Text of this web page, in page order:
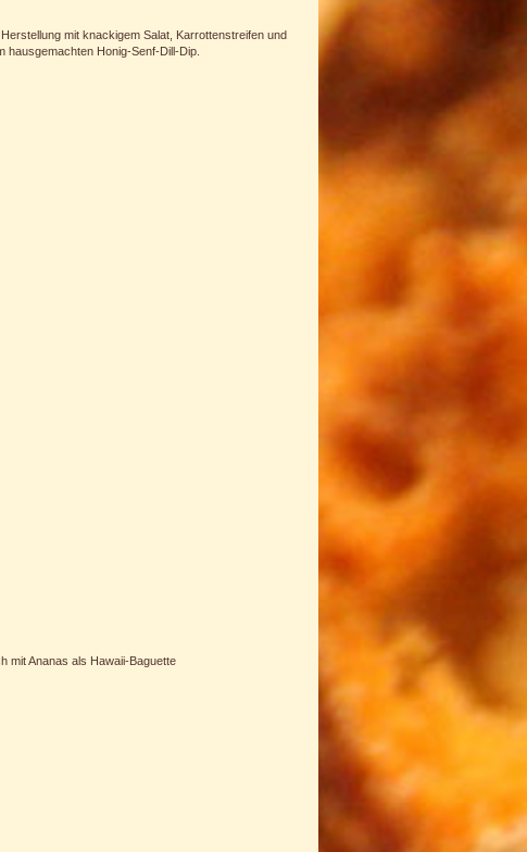
mit knackigem Salat, Karrottenstreifen und
hausgemachten Honig-Senf-Dill-Dip.
mit Ananas als Hawaii-Baguette